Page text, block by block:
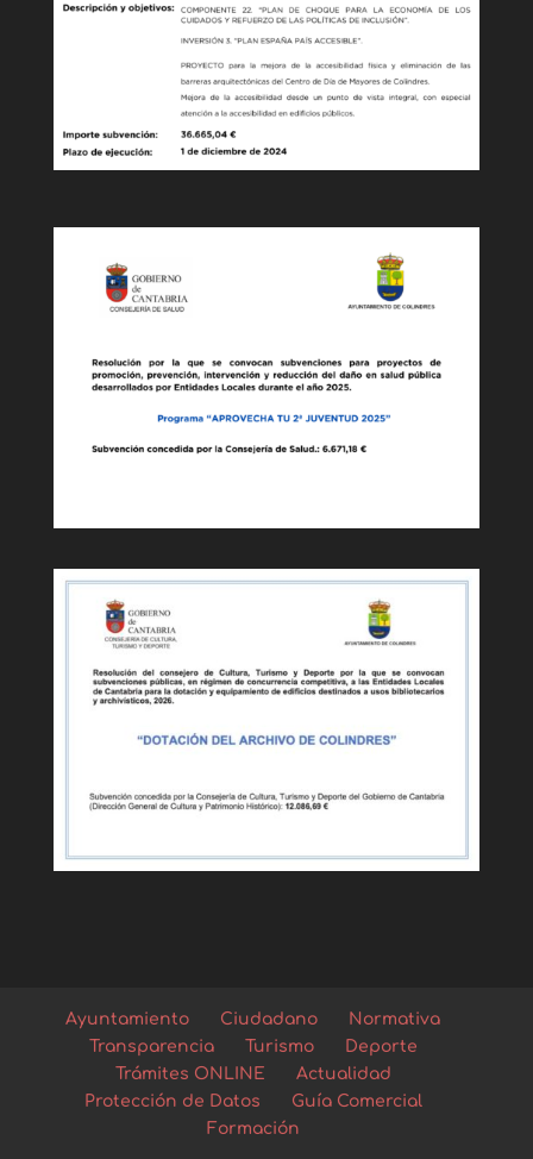
Ayuntamiento Ciudadano
Normativa
Transparencia
Turismo
Deporte
Trámites ONLINE
Actualidad
Protección de Datos
Guía Comercial
Formación